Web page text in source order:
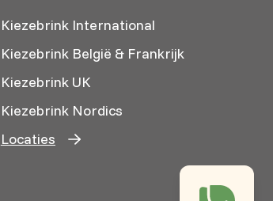
Kiezebrink International
Kiezebrink België & Frankrijk
Kiezebrink UK
Kiezebrink Nordics
Locaties